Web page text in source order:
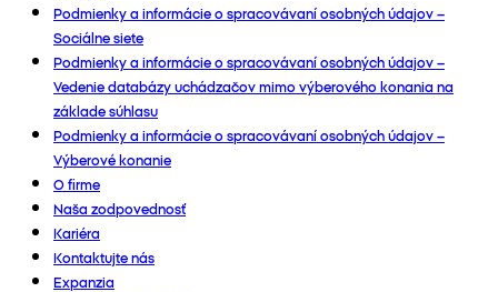
Podmienky a informácie o spracovávaní osobných údajov –
Sociálne siete
Podmienky a informácie o spracovávaní osobných údajov –
Vedenie databázy uchádzačov mimo výberového konania na
základe súhlasu
Podmienky a informácie o spracovávaní osobných údajov –
Výberové konanie
O firme
Naša zodpovednosť
Kariéra
Kontaktujte nás
Expanzia